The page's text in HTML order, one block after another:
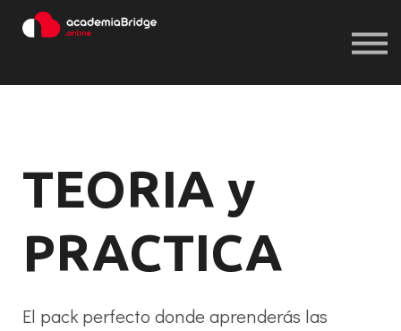
Iniciar sesión
TEORIA y
PRACTICA
El pack perfecto donde aprenderás las